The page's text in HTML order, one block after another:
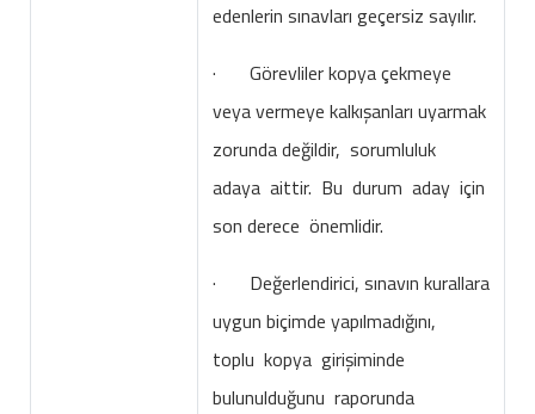
edenlerin sınavları geçersiz sayılır.
· Görevliler kopya çekmeye
veya vermeye kalkışanları uyarmak
zorunda değildir, sorumluluk
adaya aittir. Bu durum aday için
son derece önemlidir.
· Değerlendirici, sınavın kurallara
uygun biçimde yapılmadığını,
toplu kopya girişiminde
bulunulduğunu raporunda